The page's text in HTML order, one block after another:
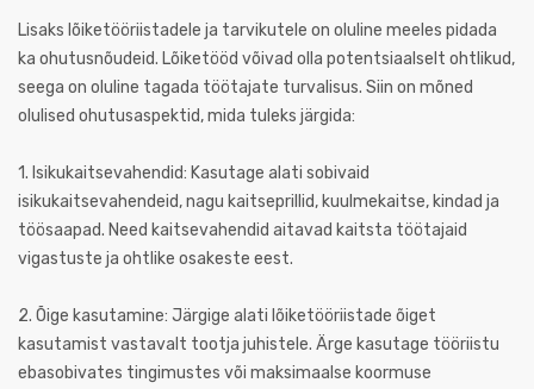
Lisaks lõiketööriistadele ja tarvikutele on oluline meeles pidada
ka ohutusnõudeid. Lõiketööd võivad olla potentsiaalselt ohtlikud,
seega on oluline tagada töötajate turvalisus. Siin on mõned
olulised ohutusaspektid, mida tuleks järgida:
1. Isikukaitsevahendid: Kasutage alati sobivaid
isikukaitsevahendeid, nagu kaitseprillid, kuulmekaitse, kindad ja
töösaapad. Need kaitsevahendid aitavad kaitsta töötajaid
vigastuste ja ohtlike osakeste eest.
2. Õige kasutamine: Järgige alati lõiketööriistade õiget
kasutamist vastavalt tootja juhistele. Ärge kasutage tööriistu
ebasobivates tingimustes või maksimaalse koormuse